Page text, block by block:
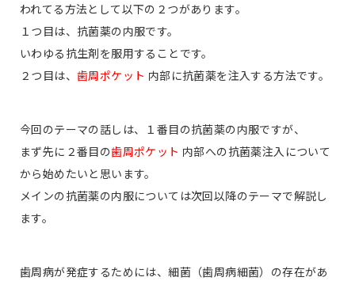
われてる方法として以下の２つがあります。
１つ目は、抗菌薬の内服です。
いわゆる抗生剤を服用することです。
２つ目は、 歯周ポケット 内部に抗菌薬を注入する方法です。
今回のテーマの話しは、１番目の抗菌薬の内服ですが、
まず先に２番目の歯周ポケット 内部への抗菌薬注入について
から始めたいと思います。
メインの抗菌薬の内服については次回以降のテーマで解説し
ます。
歯周病が発症するためには、細菌（歯周病細菌）の存在があ